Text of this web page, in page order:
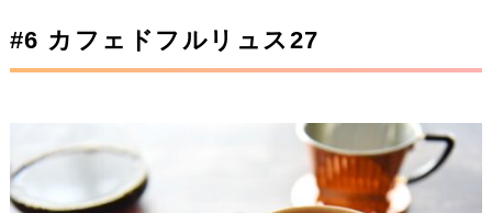
#6 カフェドフルリュス27